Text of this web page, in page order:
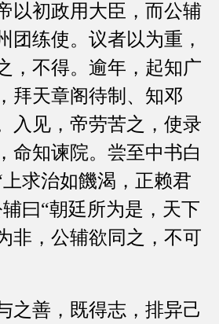
以初政用大臣，而公辅
团练使。议者以为重，
，不得。逾年，起知广
拜天章阁待制、知邓
入见，帝劳苦之，使录
命知谏院。尝至中书白
求治如饑渴，正赖君
曰“朝廷所为是，天下
非，公辅欲同之，不可
善，既得志，排异己